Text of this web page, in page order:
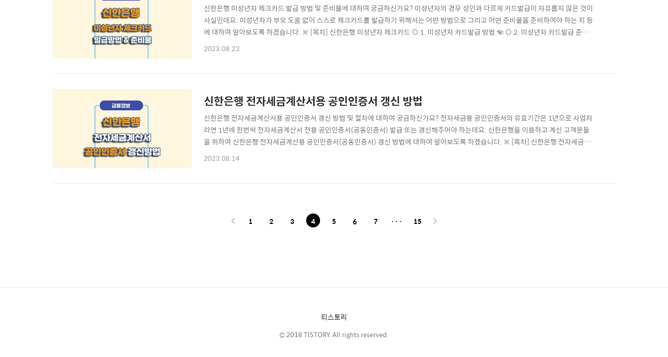
신한은행 미성년자 체크카드 발급 방법 및 준비물에 대하여 궁금하신가요? 미성년자의 경우 성인과 다르게 카드발급이 자유롭지 않은 것이
사실인데요. 미성년자가 부모 도움 없이 스스로 체크카드를 발급하기 위해서는 어떤 방법으로 그리고 어떤 준비물을 준비하여야 하는 지 등
에 대하여 알아보도록 하겠습니다. ※ [목차] 신한은행 미성년자 체크카드 ⊙ 1. 미성년자 카드발급 방법 ☜ ⊙ 2. 미성년자 카드발급 준비
물 ☜ ⊙ 3. 미성년자 카드한도 ☜ ⊙ 신한은행 자주 찾는 서비스/문제해결 [바로가기] ☜ 신한은행 미성년자 체크카드 발급 방법 ▶ 카드발
2023.08.23
신한은행 전자세금계산서용 공인인증서 갱신 방법
신한은행 전자세금계산서용 공인인증서 갱신 방법 및 절차에 대하여 궁금하신가요? 전자세금용 공인인증서의 유효기간은 1년으로 사업자
라면 1년에 한번씩 전자세금계산서 전용 공인인증서(공동인증서) 발급 또는 갱신해주어야 하는데요. 신한은행을 이용하고 계신 고객분들
을 위하여 신한은행 전자세금계산용 공인인증서(공동인증서) 갱신 방법에 대하여 알아보도록 하겠습니다. ※ [목차] 신한은행 전자세금용
공인인증서 개신 ⊙ 1. 인증서 갱신 수수료 ☜ ⊙ 2. 인증서 갱신 준비하기 ☜ ⊙ 3. 인증서 갱신 따라하기 ☜ ⊙ 신한은행 자주 찾는 서비스/
2023.08.14
1 2 3 4 5 6 7 ··· 15
티스토리
© 2018 TISTORY. All rights reserved.